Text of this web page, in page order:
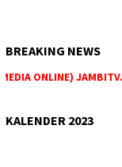
BREAKING NEWS
ONLINE)
KALENDER 2023